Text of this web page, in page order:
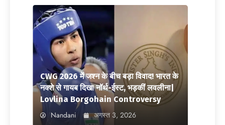
CWG 2026 में जश्न के बीच बड़ा विवाद! भारत के
नक्शे से गायब दिखा नॉर्थ-ईस्ट, भड़कीं लवलीना|
Lovlina Borgohain Controversy
Nandani अगस्त 3, 2026